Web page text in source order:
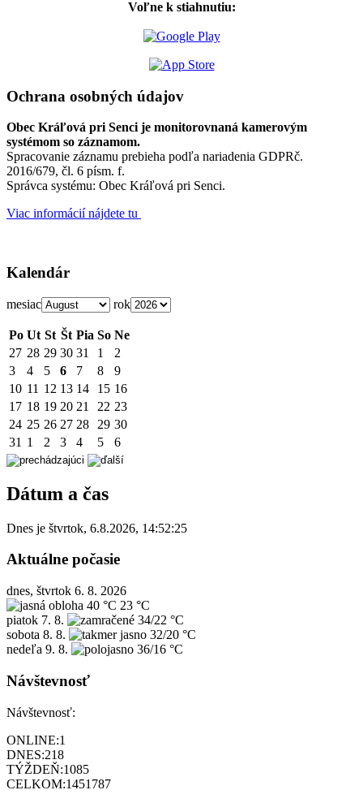
Voľne k stiahnutiu:
Ochrana osobných údajov
Obec Kráľová pri Senci je monitorovnaná kamerovým
systémom so záznamom.
Spracovanie záznamu prebieha podľa nariadenia GDPRč.
2016/679, čl. 6 písm. f.
Správca systému: Obec Kráľová pri Senci.
Viac informácií nájdete tu
Kalendár
mesiac rok
Po Ut St Št Pia So Ne
27 28 29 30 31 1
2
3
4 5 6 7 8
9
10 11 12 13 14 15 16
17 18 19 20 21 22 23
24 25 26 27 28 29 30
31 1 2 3 4 5 6
Dátum a čas
Dnes je štvrtok, 6.8.2026, 14:52:25
Aktuálne počasie
dnes, štvrtok 6. 8. 2026
40 °C 23 °C
piatok 7. 8.
34/22 °C
sobota 8. 8.
32/20 °C
nedeľa 9. 8. 36/16 °C
Návštevnosť
Návštevnosť:
ONLINE:1
DNES:218
TÝŽDEŇ:1085
CELKOM:1451787